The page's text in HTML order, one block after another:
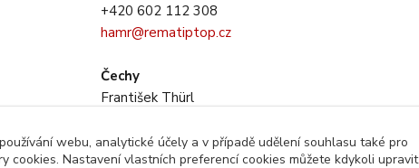
+420 602 112 308
hamr@rematiptop.cz
Čechy
František Thürl
thurl@rematiptop.cz
webu, analytické účely a v případě udělení souhlasu také pro
cookies. Nastavení vlastních preferencí cookies můžete kdykoli upravit